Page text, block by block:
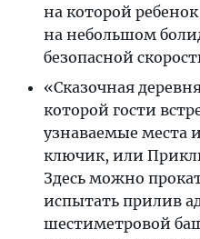
на которой
на небольшом
безопасной
«Сказочная
которой гости
узнаваемые места
ключик, или
Здесь можно
испытать прилив
шестиметровой